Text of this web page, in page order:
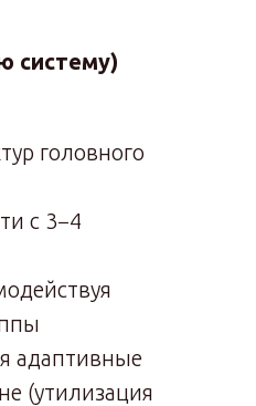
систему)
головного
с 3−4
адаптивные
(утилизация